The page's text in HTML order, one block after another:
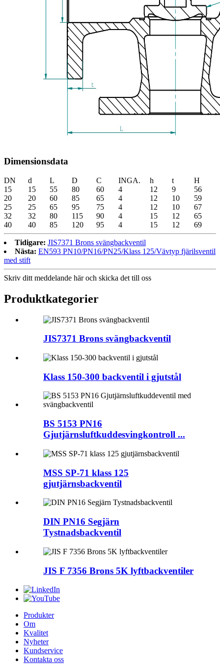
Dimensionsdata
DN d L D C INGA. h t
H
15
15 55 80 60 4 12 9
56
20
20 60 85 65 4 12 10
59
25
25 65 95 75 4 12 10
67
32
32 80 115 90 4 15 12
65
40
40 85 120 95 4 15 12 69
Tidigare: JIS7371 Brons svängbackventil
Nästa: EN593 PN10/PN16/PN25/Klass 125/Vävtyp fjärilsventil
med stift
Skriv ditt meddelande här och skicka det till oss
Produktkategorier
JIS7371 Brons svängbackventil
Klass 150-300 backventil i gjutstål
BS 5153 PN16
Gjutjärnsluftkuddesvingkontroll ...
MSS SP-71 klass 125
gjutjärnsbackventil
DIN PN16 Segjärn
Tystnadsbackventil
JIS F 7356 Brons 5K lyftbackventiler
Produkter
Om
Kvalitet
Nyheter
Kundservice
Kontakta oss